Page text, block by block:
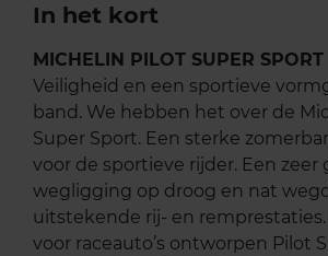
In het kort
MICHELIN PILOT SUPER SPORT
Veiligheid en een sportieve
band. We hebben het over de
Super Sport. Een sterke
voor de sportieve rijder. Een zeer
wegligging op droog en nat
uitstekende rij- en remprestaties.
voor raceauto’s ontworpen Pilot